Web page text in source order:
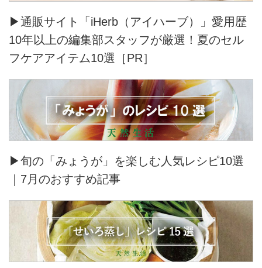
▶通販サイト「iHerb（アイハーブ）」愛用歴
10年以上の編集部スタッフが厳選！夏のセル
フケアアイテム10選［PR］
▶旬の「みょうが」を楽しむ人気レシピ10選
｜7月のおすすめ記事